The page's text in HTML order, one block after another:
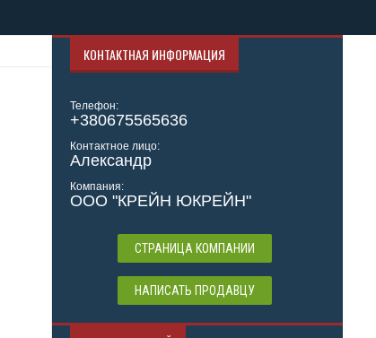
КОНТАКТНАЯ ИНФОРМАЦИЯ
Телефон:
+380675565636
Контактное лицо:
Александр
Компания:
ООО "КРЕЙН ЮКРЕЙН"
СТРАНИЦА КОМПАНИИ
НАПИСАТЬ ПРОДАВЦУ